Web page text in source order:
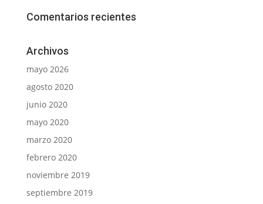
Comentarios recientes
Archivos
mayo 2026
agosto 2020
junio 2020
mayo 2020
marzo 2020
febrero 2020
noviembre 2019
septiembre 2019